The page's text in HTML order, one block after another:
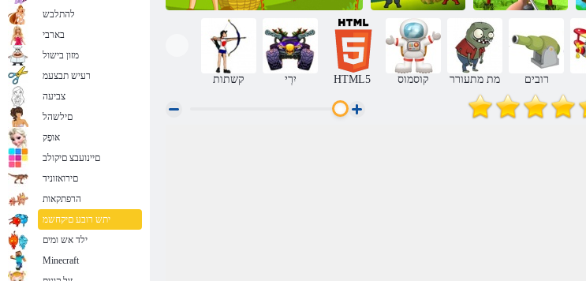
ר'צרא דגנ ר'צרא
תשקו ץח
תושגנתה
קשתות יִרְי HTML5 קוסמוס מת מתעורר רובים
להתלבש
בארבי
מזון בישול
רעיש תבצעמ
צביעה
םילשהל
אּופָק
םיינועבצ םיקולב
םירואזוניד
הרפתקאות
יתש רובע םיקחשמ
ילד אש ומים
Minecraft